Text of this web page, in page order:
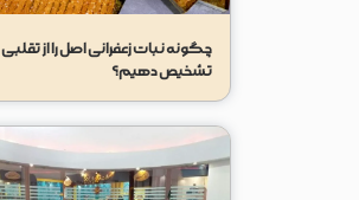
چگونه نبات زعفرانی اصل را از تقلبی
تشخیص دهیم؟